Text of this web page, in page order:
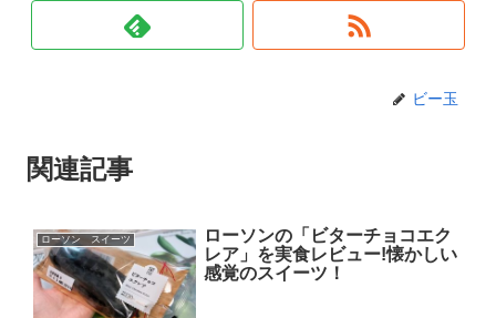
ビー玉
関連記事
ローソン スイーツ
ローソンの「ビターチョコエク
レア」を実食レビュー!懐かしい
感覚のスイーツ！